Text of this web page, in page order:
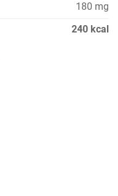
180 mg
240 kcal